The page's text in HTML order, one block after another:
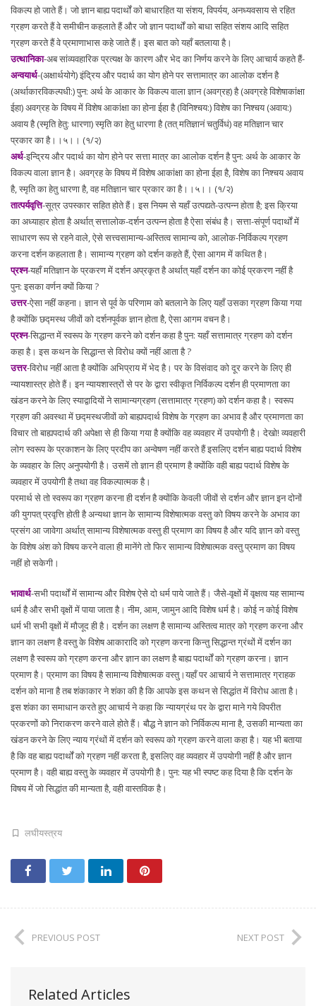
विकल्प हो जाते हैं। जो ज्ञान बाह्य पदार्थों को बाधारहित या संशय, विपर्यय, अनध्यवसाय से रहित
ग्रहण करते हैं वे समीचीन कहलाते हैं और जो ज्ञान पदार्थों को बाधा सहित संशय आदि सहित
ग्रहण करते हैं वे प्रमाणाभास कहे जाते हैं। इस बात को यहाँ बतलाया है।
उत्थानिका-अब सांव्यवहारिक प्रत्यक्ष के कारण और भेद का निर्णय करने के लिए आचार्य कहते हैं-
अन्वयार्थ-(अक्षार्थयोगे) इंद्रिय और पदार्थ का योग होने पर सत्तामात्र का आलोक दर्शन है
(अर्थाकारविकल्पधी:) पुन: अर्थ के आकार के विकल्प वाला ज्ञान (अवग्रह) है (अवग्रहे विशेषाकांक्षा
ईहा) अवग्रह के विषय में विशेष आकांक्षा का होना ईहा है (विनिश्चय:) विशेष का निश्चय (अवाय:)
अवाय है (स्मृति हेतु: धारणा) स्मृति का हेतु धारणा है (तत् मतिज्ञानं चतुर्विधं) वह मतिज्ञान चार
प्रकार का है।।५।। (१/२)
अर्थ-इन्द्रिय और पदार्थ का योग होने पर सत्ता मात्र का आलोक दर्शन है पुन: अर्थ के आकार के
विकल्प वाला ज्ञान है। अवग्रह के विषय में विशेष आकांक्षा का होना ईहा है, विशेष का निश्चय अवाय
है, स्मृति का हेतु धारणा है, वह मतिज्ञान चार प्रकार का है।।५।। (१/२)
तात्पर्यवृत्ति-सूत्र उपस्कार सहित होते हैं। इस नियम से यहाँ उत्पद्यते-उत्पन्न होता है; इस क्रिया
का अध्याहार होता है अर्थात् सत्तालोक-दर्शन उत्पन्न होता है ऐसा संबंध है। सत्ता-संपूर्ण पदार्थों में
साधारण रूप से रहने वाले, ऐसे सत्त्वसामान्य-अस्तित्व सामान्य को, आलोक-निर्विकल्प ग्रहण
करना दर्शन कहलाता है। सामान्य ग्रहण को दर्शन कहते हैं, ऐसा आगम में कथित है।
प्रश्न-यहाँ मतिज्ञान के प्रकरण में दर्शन अप्रकृत है अर्थात् यहाँ दर्शन का कोई प्रकरण नहीं है
पुन: इसका वर्णन क्यों किया ?
उत्तर-ऐसा नहीं कहना। ज्ञान से पूर्व के परिणाम को बतलाने के लिए यहाँ उसका ग्रहण किया गया
है क्योंकि छद्मस्थ जीवों को दर्शनपूर्वक ज्ञान होता है, ऐसा आगम वचन है।
प्रश्न-सिद्धान्त में स्वरूप के ग्रहण करने को दर्शन कहा है पुन: यहाँ सत्तामात्र ग्रहण को दर्शन
कहा है। इस कथन के सिद्धान्त से विरोध क्यों नहीं आता है ?
उत्तर-विरोध नहीं आता है क्योंकि अभिप्राय में भेद है। पर के विसंवाद को दूर करने के लिए ही
न्यायशास्त्र होते हैं। इन न्यायशास्त्रों से पर के द्वारा स्वीकृत निर्विकल्प दर्शन ही प्रमाणता का
खंडन करने के लिए स्याद्वादियों ने सामान्यग्रहण (सत्तामात्र ग्रहण) को दर्शन कहा है। स्वरूप
ग्रहण की अवस्था में छद्मस्थजीवों को बाह्यपदार्थ विशेष के ग्रहण का अभाव है और प्रमाणता का
विचार तो बाह्यपदार्थ की अपेक्षा से ही किया गया है क्योंकि वह व्यवहार में उपयोगी है। देखो! व्यवहारी
लोग स्वरूप के प्रकाशन के लिए प्रदीप का अन्वेषण नहीं करते हैं इसलिए दर्शन बाह्य पदार्थ विशेष
के व्यवहार के लिए अनुपयोगी है। उसमें तो ज्ञान ही प्रमाण है क्योंकि वही बाह्य पदार्थ विशेष के
व्यवहार में उपयोगी है तथा वह विकल्पात्मक है।
परमार्थ से तो स्वरूप का ग्रहण करना ही दर्शन है क्योंकि केवली जीवों से दर्शन और ज्ञान इन दोनों
की युगपत् प्रवृत्ति होती है अन्यथा ज्ञान के सामान्य विशेषात्मक वस्तु को विषय करने के अभाव का
प्रसंग आ जावेगा अर्थात् सामान्य विशेषात्मक वस्तु ही प्रमाण का विषय है और यदि ज्ञान को वस्तु
के विशेष अंश को विषय करने वाला ही मानेंगे तो फिर सामान्य विशेषात्मक वस्तु प्रमाण का विषय
नहीं हो सकेगी।
भावार्थ-सभी पदार्थों में सामान्य और विशेष ऐसे दो धर्म पाये जाते हैं। जैसे-वृक्षों में वृक्षत्व यह सामान्य
धर्म है और सभी वृक्षों में पाया जाता है। नीम, आम, जामुन आदि विशेष धर्म है। कोई न कोई विशेष
धर्म भी सभी वृक्षों में मौजूद ही है। दर्शन का लक्षण है सामान्य अस्तित्व मात्र को ग्रहण करना और
ज्ञान का लक्षण है वस्तु के विशेष आकारादि को ग्रहण करना किन्तु सिद्धान्त ग्रंथों में दर्शन का
लक्षण है स्वरूप को ग्रहण करना और ज्ञान का लक्षण है बाह्य पदार्थों को ग्रहण करना। ज्ञान
प्रमाण है। प्रमाण का विषय है सामान्य विशेषात्मक वस्तु।यहाँ पर आचार्य ने सत्तामात्र ग्राहक
दर्शन को माना है तब शंकाकार ने शंका की है कि आपके इस कथन से सिद्धांत में विरोध आता है।
इस शंका का समाधान करते हुए आचार्य ने कहा कि न्यायग्रंथ पर के द्वारा माने गये विपरीत
प्रकरणों को निराकरण करने वाले होते हैं। बौद्ध ने ज्ञान को निर्विकल्प माना है, उसकी मान्यता का
खंडन करने के लिए न्याय ग्रंथों में दर्शन को स्वरूप को ग्रहण करने वाला कहा है। यह भी बताया
है कि वह बाह्य पदार्थों को ग्रहण नहीं करता है, इसलिए वह व्यवहार में उपयोगी नहीं है और ज्ञान
प्रमाण है। वही बाह्य वस्तु के व्यवहार में उपयोगी है। पुन: यह भी स्पष्ट कह दिया है कि दर्शन के
विषय में जो सिद्धांत की मान्यता है, वही वास्तविक है।
लघीयस्त्रय
PREVIOUS POST NEXT POST
Related Articles